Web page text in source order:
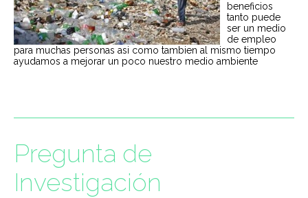
beneficios
tanto puede
ser un medio
de empleo
para muchas personas asi como tambien al mismo tiempo
ayudamos a mejorar un poco nuestro medio ambiente
Pregunta de
Investigación